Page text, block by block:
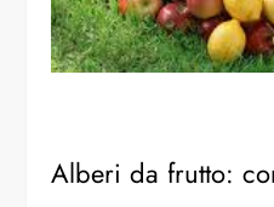
Alberi da frutto: